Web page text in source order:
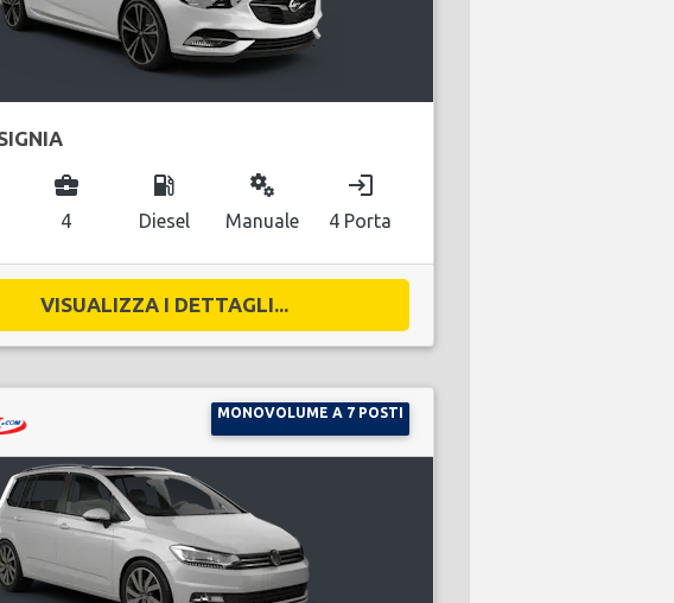
business_center
4
local_gas_station
Diesel
miscellaneous_services
Manuale
login
4 Porta
VISUALIZZA I DETTAGLI...
MONOVOLUME A 7 POSTI